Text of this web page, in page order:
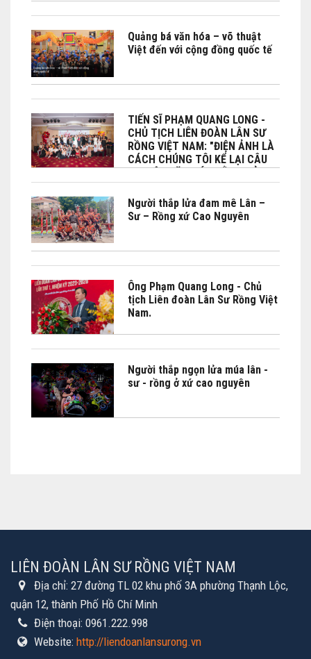
Quảng bá văn hóa – võ thuật
Việt đến với cộng đồng quốc tế
TIẾN SĨ PHẠM QUANG LONG -
CHỦ TỊCH LIÊN ĐOÀN LÂN SƯ
RỒNG VIỆT NAM: "ĐIỆN ẢNH LÀ
CÁCH CHÚNG TÔI KỂ LẠI CÂU
CHUYỆN VĂN HÓA BẰNG CẢM
XÚC"
Người thắp lửa đam mê Lân –
Sư – Rồng xứ Cao Nguyên
Ông Phạm Quang Long - Chủ
tịch Liên đoàn Lân Sư Rồng Việt
Nam.
Người thắp ngọn lửa múa lân -
sư - rồng ở xứ cao nguyên
LIÊN ĐOÀN LÂN SƯ RỒNG VIỆT NAM
Địa chỉ: 27 đường TL 02 khu phố 3A phường Thạnh Lộc,
quận 12, thành Phố Hồ Chí Minh
Điện thoại: 0961.222.998
Website: http://liendoanlansurong.vn